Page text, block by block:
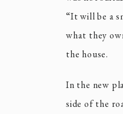
“It will be a
what they
the house.
In the new
side of the